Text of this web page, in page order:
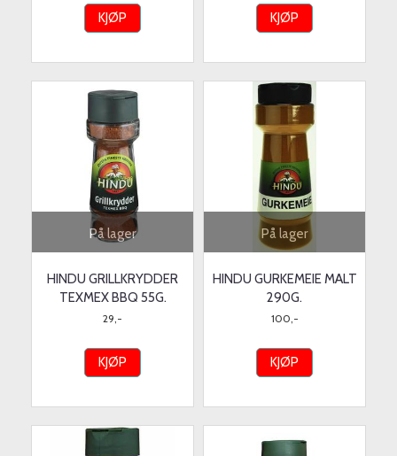
KJØP KJØP
På lager
HINDU GRILLKRYDDER
TEXMEX BBQ 55G.
29,-
KJØP
På lager
HINDU GURKEMEIE MALT
290G.
100,-
KJØP